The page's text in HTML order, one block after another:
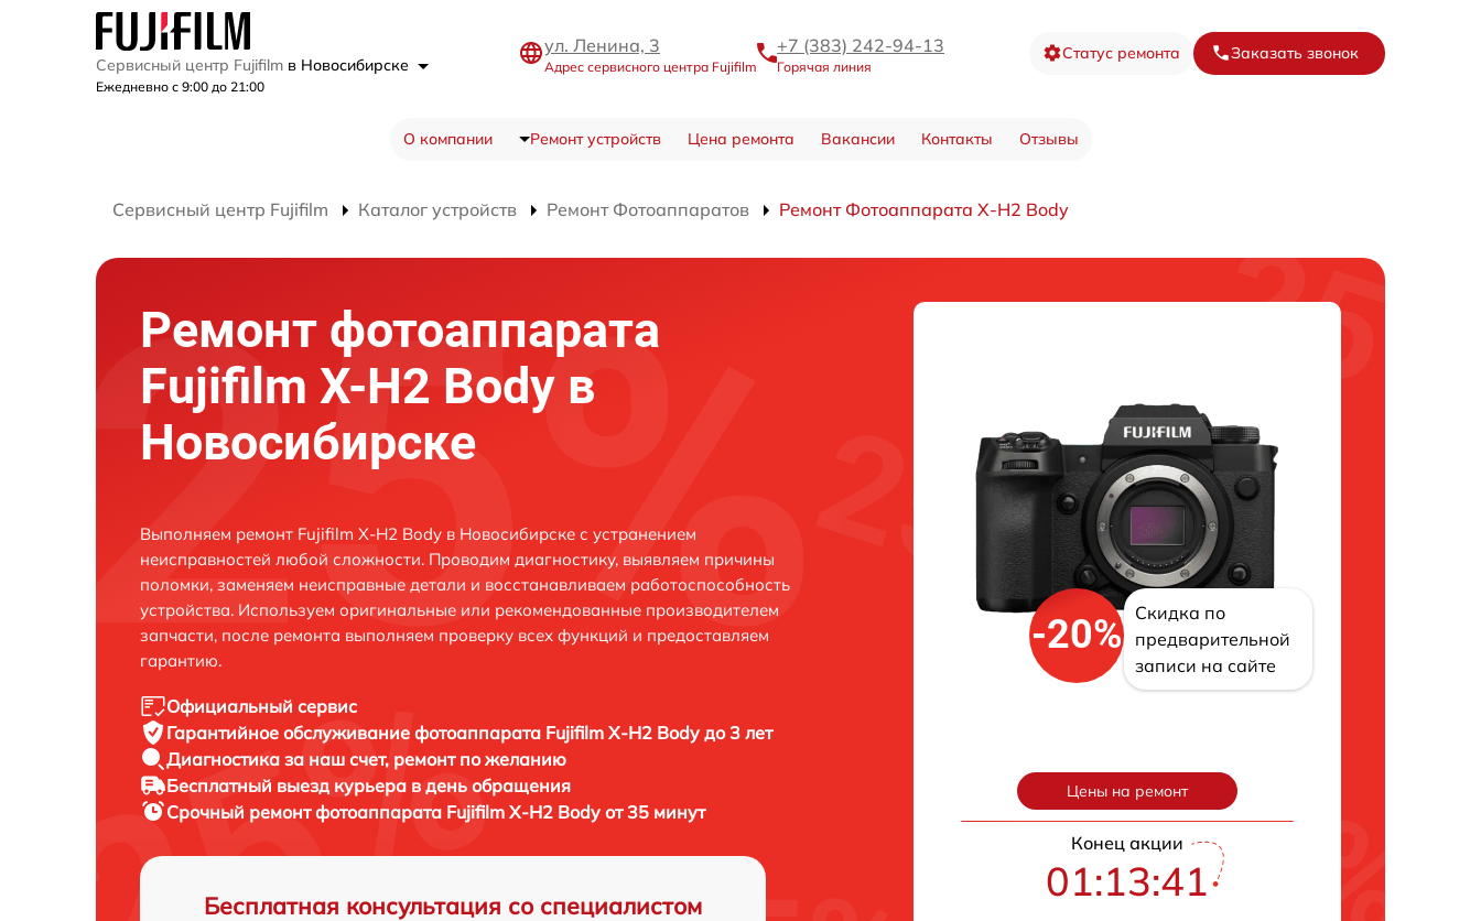
Сервисный центр Fujifilm в Новосибирске
Ежедневно с 9:00 до 21:00
ул. Ленина, 3
Адрес сервисного центра Fujifilm
+7 (383) 242-94-13
Горячая линия
Статус ремонта Заказать звонок
О компании Ремонт устройств Цена ремонта Вакансии Контакты Отзывы
Сервисный центр Fujifilm Каталог устройств Ремонт Фотоаппаратов Ремонт Фотоаппарата X-H2 Body
Ремонт фотоаппарата
Fujifilm X-H2 Body в
Новосибирске
Выполняем ремонт Fujifilm X-H2 Body в Новосибирске с устранением
неисправностей любой сложности. Проводим диагностику, выявляем причины
поломки, заменяем неисправные детали и восстанавливаем работоспособность
устройства. Используем оригинальные или рекомендованные производителем
запчасти, после ремонта выполняем проверку всех функций и предоставляем
гарантию.
Официальный сервис
Гарантийное обслуживание фотоаппарата Fujifilm X-H2 Body до 3 лет
Диагностика за наш счет, ремонт по желанию
Бесплатный выезд курьера в день обращения
Срочный ремонтфотоаппарата Fujifilm X-H2 Body от 35 минут
Бесплатная консультация со специалистом
-20%
Скидка по
предварительной
записи на сайте
Цены на ремонт
Конец акции
01:13:40